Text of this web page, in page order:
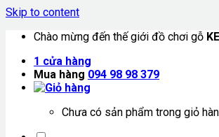
Skip to content
Chào mừng đến thế giới đồ chơi gỗ
1 cửa hàng
Mua hàng 094 98 98 379
Chưa có sản phẩm trong giỏ